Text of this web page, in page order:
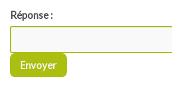
Réponse :
Envoyer